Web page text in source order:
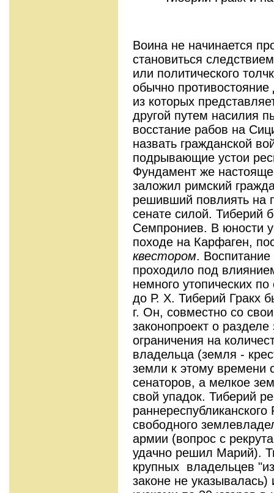
Воина не начинается
становиться
или политического
обычно
из которых
другой путем насилия
восстание рабов на
назвать гражданской
подрывающие устои
Фундамент же
заложил римский
решивший повлиять на
сенате силой. Тиберий
Семпрониев. В юности
походе на Карфаген,
квестором. Воспитание
проходило под
немного утопических
до Р. Х. Тиберий Гракх
г. Он, совместно со
законопроект о
ограничения на
владельца (земля -
земли к этому времени
сенаторов, а мелкое
свой упадок. Тиберий
свободного
армии (вопрос с
удачно решил Марий).
крупных владельцев
законе не